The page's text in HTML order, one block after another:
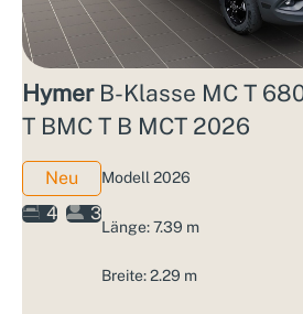
HymerB-Klasse MC T
T BMC T B MCT 2026
Neu
4
3
Modell 2026
Länge: 7.39 m
Breite: 2.29 m